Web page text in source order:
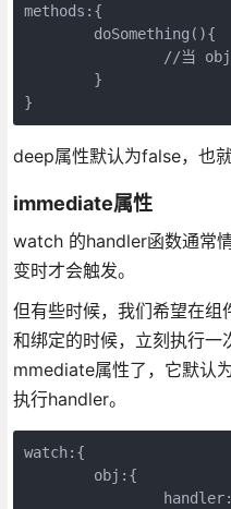
methods:{
deep属性默认为false，也
immediate属性
watch 的handler函数通常
变时才会触发。
但有些时候，我们希望在
和绑定的时候，立刻执行
mmediate属性了，它默认
执行handler。
watch:{